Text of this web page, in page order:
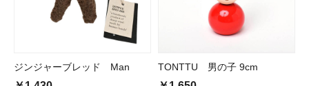
ジンジャーブレッド Man TONTTU 男の子 9cm